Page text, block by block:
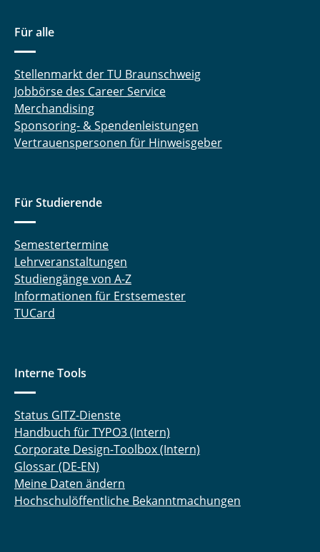
Für alle
Stellenmarkt der TU Braunschweig
Jobbörse des Career Service
Merchandising
Sponsoring- & Spendenleistungen
Vertrauenspersonen für Hinweisgeber
Für Studierende
Semestertermine
Lehrveranstaltungen
Studiengänge von A-Z
Informationen für Erstsemester
TUCard
Interne Tools
Status GITZ-Dienste
Handbuch für TYPO3 (Intern)
Corporate Design-Toolbox (Intern)
Glossar (DE-EN)
Meine Daten ändern
Hochschulöffentliche Bekanntmachungen